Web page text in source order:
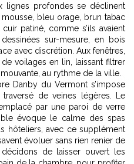
lignes profondes se déclinent
bleu orage, brun tabac
patiné, comme s’ils avaient
sur-mesure, en bois
avec discrétion. Aux fenêtres,
voilages en lin, laissant filtrer
au rythme de la ville.
Danby du Vermont s’impose
de veines légères. Le
par une paroi de verre
évoque le calme des spas
hôteliers, avec ce supplément
évoluer sans rien renier de
de laisser ouvert les